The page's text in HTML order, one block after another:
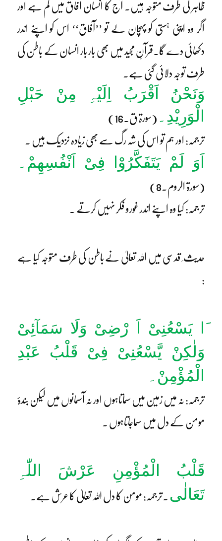
ظاہر کی طرف متوجہ ہیں۔ آج کا انسان آفاق میں گم ہے اور
اگر وہ اپنی ہستی کو پہچان لے تو ’’آفاق‘‘ اس کو اپنے اندر
دکھائی دے گا۔قرآنِ مجید میں بھی بار بار انسان کے باطن کی
طرف توجہ دلائی گئی ہے۔
وَنَحْنُ اَقْرَبُ اِلَیْہِ مِنْ حَبْلِ
الْوَرِیْدِ۔ (سورۃ ق۔16)
ترجمہ: اور ہم تو اس کی شہ رگ سے بھی زیادہ نزدیک ہیں ۔
اَوَ لَمْ یَتَفَکَّرُوْا فِیْ اَنْفُسِھِمْ۔
(سورۃ الروم۔8)
ترجمہ: کیا وہ اپنے اندر غورو فکر نہیں کرتے ۔
حدیث ِ قدسی میں اللہ تعالیٰ نے باطن کی طرف متوجہ کیا ہے
:
َا یَسْعُنِیْ اَ رْضِیْ وَلَا سَمَآئِیْ
وَلٰکِنْ یَّسْعُنِیْ فِیْ قَلْبُ عَبْدِ
الْمُؤْمِنْ۔
ترجمہ: نہ میں زمین میں سماتاہوں اور نہ آسمانوں میں لیکن بندۂ
مومن کے دل میں سماجاتاہوں ۔
قَلْبُ الْمُؤْمِنِ عَرْشَ اللّٰہِ
تَعَالٰی
۔ترجمہ: مومن کا دل اللہ تعالیٰ کا عرش ہے۔